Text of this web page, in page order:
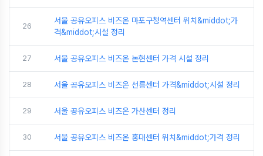
26
서울 공유오피스 비즈온 마포구청역센터 위치&middot;가
격&middot;시설 정리
27 서울 공유오피스 비즈온 논현센터 가격 시설 정리
28 서울 공유오피스 비즈온 선릉센터 가격&middot;시설 정리
29 서울 공유오피스 비즈온 가산센터 정리
30 서울 공유오피스 비즈온 홍대센터 위치&middot;가격 정리